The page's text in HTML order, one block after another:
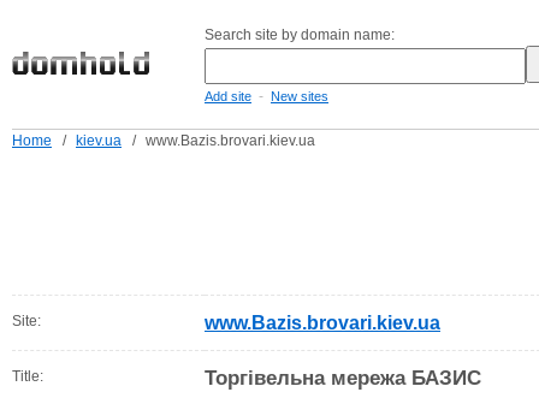
Search site by domain name:
Add site - New sites
Home / kiev.ua / www.Bazis.brovari.kiev.ua
Site: www.Bazis.brovari.kiev.ua
Title: Торгівельна мережа БАЗИС